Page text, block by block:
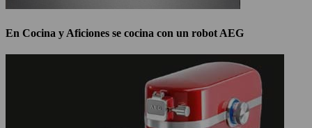
En Cocina y Aficiones se cocina con un robot AEG